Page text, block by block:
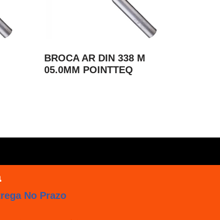
BROCA AR DIN 338 M
05.0MM POINTTEQ
No Prazo